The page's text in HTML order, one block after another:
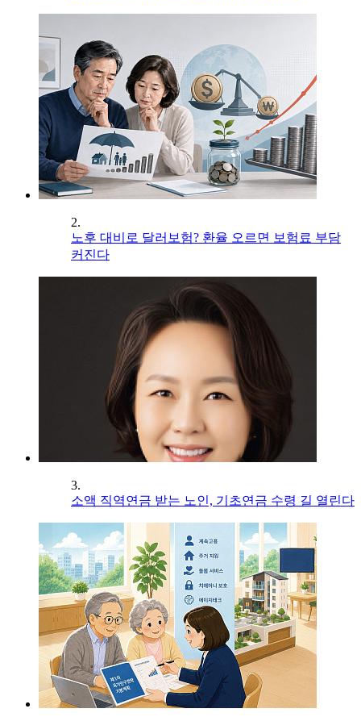
2.
노후 대비로 달러보험? 환율 오르면 보험료 부담
커진다
3.
소액 직역연금 받는 노인, 기초연금 수령 길 열린다